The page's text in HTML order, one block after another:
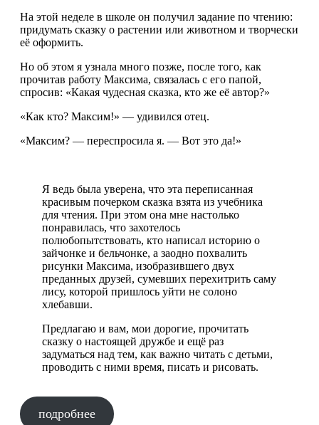
На этой неделе в школе он получил задание по чтению:
придумать сказку о растении или животном и творчески
её оформить.
Но об этом я узнала много позже, после того, как
прочитав работу Максима, связалась с его папой,
спросив: «Какая чудесная сказка, кто же её автор?»
«Как кто? Максим!» — удивился отец.
«Максим? — переспросила я. — Вот это да!»
Я ведь была уверена, что эта переписанная
красивым почерком сказка взята из учебника
для чтения. При этом она мне настолько
понравилась, что захотелось
полюбопытствовать, кто написал историю о
зайчонке и бельчонке, а заодно похвалить
рисунки Максима, изобразившего двух
преданных друзей, сумевших перехитрить саму
лису, которой пришлось уйти не солоно
хлебавши.
Предлагаю и вам, мои дорогие, прочитать
сказку о настоящей дружбе и ещё раз
задуматься над тем, как важно читать с детьми,
проводить с ними время, писать и рисовать.
подробнее